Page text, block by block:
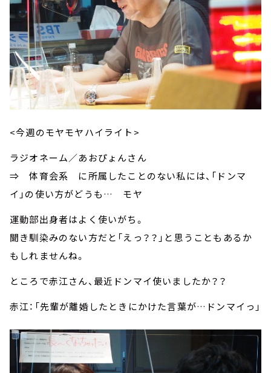
<今週のモヤモヤハイライト>
ラジオネーム／あおぴょんさん
⇒ 体育会系 に所属したことのない私には、「ドンマ
イ」の使い方がどうも… モヤ
運動部出身者はよく使いがち。
聞き馴染みのない方だと「えっ？？」と思うこともあるか
もしれませんね。
ところで赤江さん、最近ドンマイ使いましたか？？
赤江：「先輩が離婚したときにかけた言葉が…ドンマイっ」